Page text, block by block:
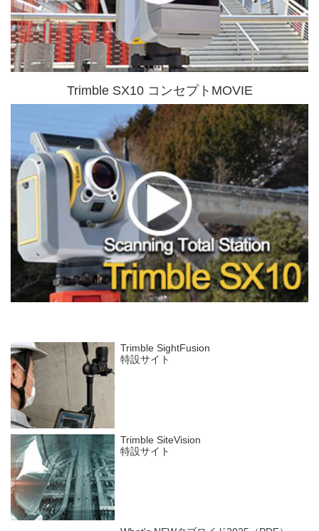
Trimble SX10 コンセプトMOVIE
Trimble SightFusion
特設サイト
Trimble SiteVision
特設サイト